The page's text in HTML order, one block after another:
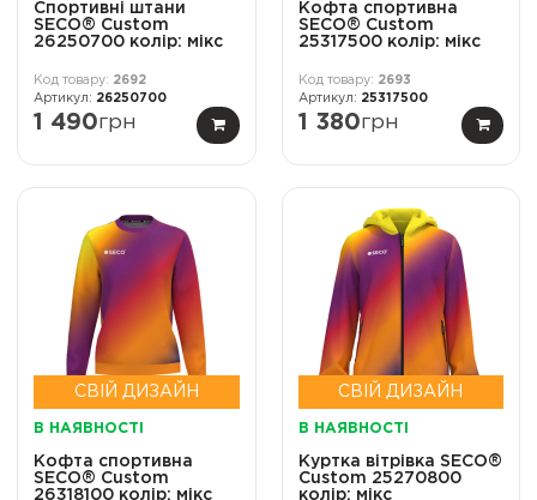
Спортивні штани
SECO® Custom
26250700 колір: мікс
2692
26250700
1 490грн
Кофта спортивна
SECO® Custom
25317500 колір: мікс
2693
25317500
1 380грн
СВІЙ ДИЗАЙН
В НАЯВНОСТІ
Кофта спортивна
SECO® Custom
26318100 колір: мікс
СВІЙ ДИЗАЙН
В НАЯВНОСТІ
Куртка вітрівка SECO®
Custom 25270800
колір: мікс